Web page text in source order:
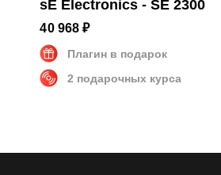
sE Electronics - SE 2300
40 968 ₽
Плагин в подарок
2 подарочных курса